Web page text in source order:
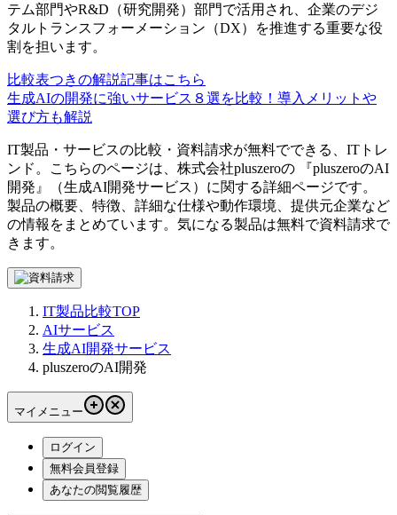
テム部門やR&D（研究開発）部門で活用され、企業のデジ
タルトランスフォーメーション（DX）を推進する重要な役
割を担います。
比較表つきの解説記事はこちら
生成AIの開発に強いサービス８選を比較！導入メリットや
選び方も解説
IT製品・サービスの比較・資料請求が無料でできる、ITトレ
ンド。こちらのページは、 株式会社pluszeroの 『pluszeroのAI
開発 』（生成AI開発サービス ）に関する詳細ページです。
製品の概要、特徴、詳細な仕様や動作環境、提供元企業など
の情報をまとめています。気になる製品は無料で資料請求で
きます。
IT製品比較TOP
AIサービス
生成AI開発サービス
pluszeroのAI開発
マイメニュー
ログイン
無料会員登録
あなたの閲覧履歴